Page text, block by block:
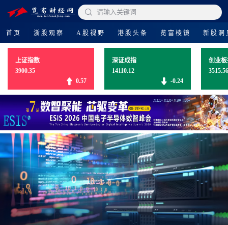
 请输入关键词
首页 浙股观察 A股视野 港股头条 览富棱镜 新股洞
上证指数
3900.35
0.57
深证成指
14110.12
-0.24
创业
3515.56